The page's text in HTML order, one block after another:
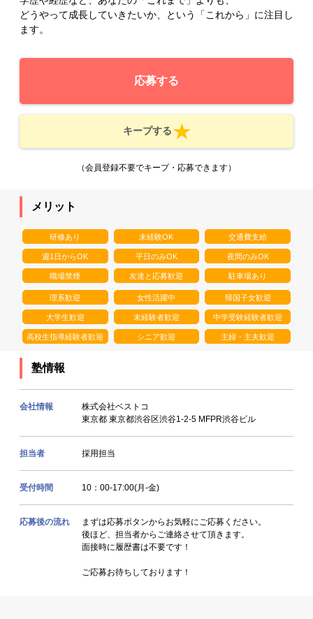
どうやって成長していきたいか、という「これから」に注目し
ます。
応募する
キープする
（会員登録不要でキープ・応募できます）
メリット
研修あり 未経験OK 交通費支給
週1日からOK 平日のみOK 夜間のみOK
職場禁煙 友達と応募歓迎 駐車場あり
理系歓迎 女性活躍中 帰国子女歓迎
大学生歓迎 未経験者歓迎 中学受験経験者歓迎
高校生指導経験者歓迎 シニア歓迎 主婦・主夫歓迎
塾情報
会社情報
株式会社ベストコ
東京都 東京都渋谷区渋谷1-2-5 MFPR渋谷ビル
担当者 採用担当
受付時間 10：00-17:00(月-金)
応募後の流れ
まずは応募ボタンからお気軽にご応募ください。
後ほど、担当者からご連絡させて頂きます。
面接時に履歴書は不要です！
ご応募お待ちしております！